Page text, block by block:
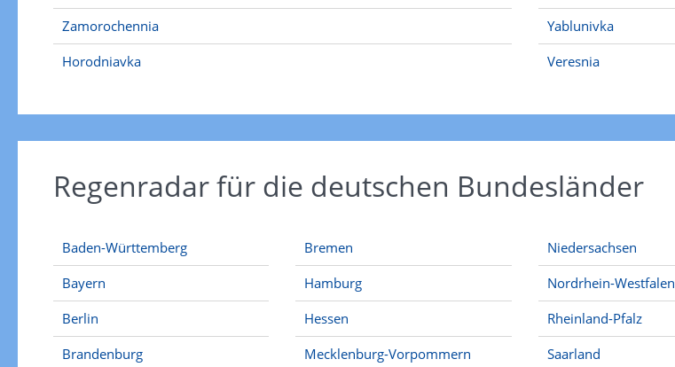
Zamorochennia
Horodniavka
Yablunivka
Veresnia
Regenradar für die deutschen Bundesländer
Baden-Württemberg
Bayern
Berlin
Brandenburg
Bremen
Hamburg
Hessen
Mecklenburg-Vorpommern
Niedersachsen
Nordrhein-Westfalen
Rheinland-Pfalz
Saarland